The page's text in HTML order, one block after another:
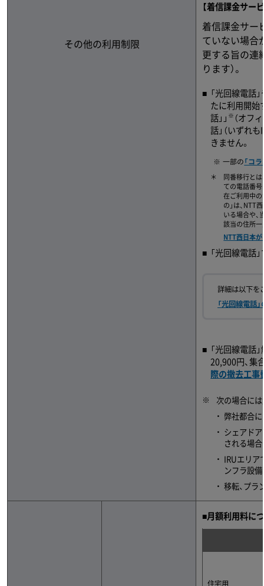
その他の利用制限
【着信課金サー
着信課金サー
ていない場合
更する旨の連
ります）。
「光回線電話
たに利用開始
話」」 ※ （オフ
話」（いずれ
きません。
一部の「コ
同番移行と
ての電話番
在ご利用中
の」は、NTT
いる場合や
該当の住所
NTT西日本
「光回線電話
詳細は以下を
「光回線電話
「光回線電話
20,900円、集
際の撤去工事
※
次の場合に
弊社都合
シェアド
される場合
IRUエリア
ンフラ設
移転、プ
■月額利用料に
住宅用